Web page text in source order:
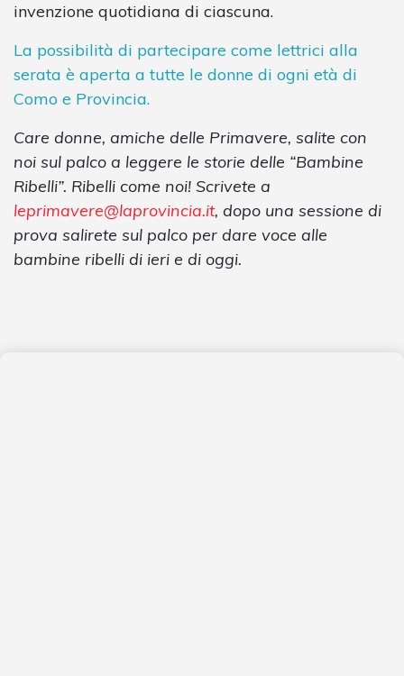
invenzione quotidiana di ciascuna.
La possibilità di partecipare come lettrici alla
serata è aperta a tutte le donne di ogni età di
Como e Provincia.
Care donne, amiche delle Primavere, salite con
noi sul palco a leggere le storie delle “Bambine
Ribelli”. Ribelli come noi! Scrivete a
leprimavere@laprovincia.it, dopo una sessione di
prova salirete sul palco per dare voce alle
bambine ribelli di ieri e di oggi.